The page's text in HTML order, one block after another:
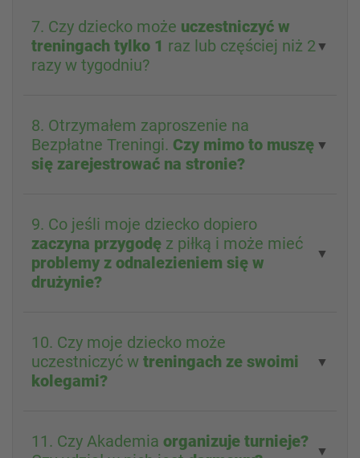
7. Czy dziecko może uczestniczyć w
treningach tylko 1 raz lub częściej niż 2
razy w tygodniu?
▼
8. Otrzymałem zaproszenie na
Bezpłatne Treningi. Czy mimo to muszę
się zarejestrować na stronie?
▼
9. Co jeśli moje dziecko dopiero
zaczyna przygodę z piłką i może mieć
problemy z odnalezieniem się w
drużynie?
▼
10. Czy moje dziecko może
uczestniczyć w treningach ze swoimi
kolegami?
▼
11. Czy Akademia organizuje turnieje?
▼